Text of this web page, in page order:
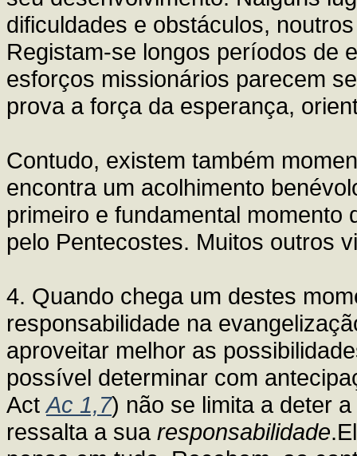
dificuldades e obstáculos,
Registam-se longos períodos de
esforços missionários parecem
prova a força da esperança,
Contudo, existem também
encontra um acolhimento
primeiro e fundamental
pelo Pentecostes. Muitos outros
4. Quando chega um destes
responsabilidade na
aproveitar melhor as
possível determinar com
ActAc 1,7) não se limita a deter
ressalta a sua responsabilidade